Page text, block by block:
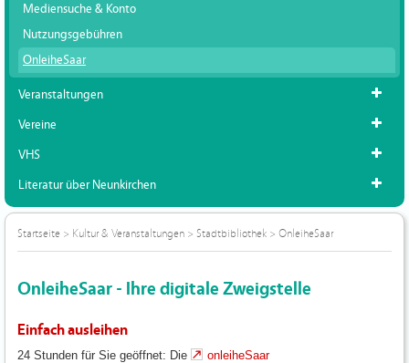
Mediensuche & Konto
Nutzungsgebühren
OnleiheSaar
Veranstaltungen
Vereine
VHS
Literatur über Neunkirchen
Startseite > Kultur & Veranstaltungen > Stadtbibliothek > OnleiheSaar
OnleiheSaar - Ihre digitale Zweigstelle
Einfach ausleihen
24 Stunden für Sie geöffnet: Die onleiheSaar